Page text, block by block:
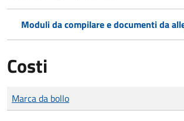
Moduli da compilare e documenti da
Costi
Tipo di pagamento
Importo
Marca da bollo